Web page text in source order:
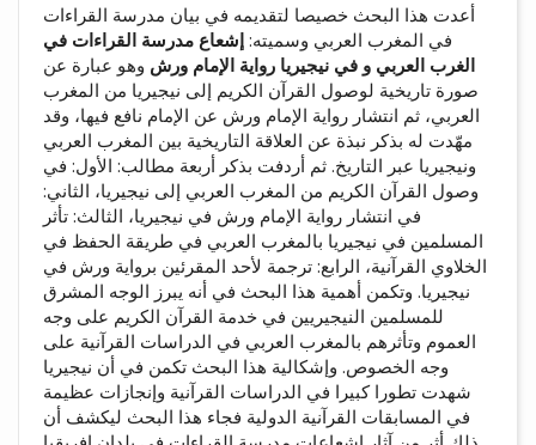
أعدت هذا البحث خصيصا لتقديمه في بيان مدرسة القراءات
في المغرب العربي وسميته: إشعاع مدرسة القراءات في
الغرب العربي و في نيجيريا رواية الإمام ورش وهو عبارة عن
صورة تاريخية لوصول القرآن الكريم إلى نيجيريا من المغرب
العربي، ثم انتشار رواية الإمام ورش عن الإمام نافع فيها، وقد
مهّدت له بذكر نبذة عن العلاقة التاريخية بين المغرب العربي
ونيجيريا عبر التاريخ. ثم أردفت بذكر أربعة مطالب: الأول: في
وصول القرآن الكريم من المغرب العربي إلى نيجيريا، الثاني:
في انتشار رواية الإمام ورش في نيجيريا، الثالث: تأثر
المسلمين في نيجيريا بالمغرب العربي في طريقة الحفظ في
الخلاوي القرآنية، الرابع: ترجمة لأحد المقرئين برواية ورش في
نيجيريا. وتكمن أهمية هذا البحث في أنه يبرز الوجه المشرق
للمسلمين النيجيريين في خدمة القرآن الكريم على وجه
العموم وتأثرهم بالمغرب العربي في الدراسات القرآنية على
وجه الخصوص. وإشكالية هذا البحث تكمن في أن نيجيريا
شهدت تطورا كبيرا في الدراسات القرآنية وإنجازات عظيمة
في المسابقات القرآنية الدولية فجاء هذا البحث ليكشف أن